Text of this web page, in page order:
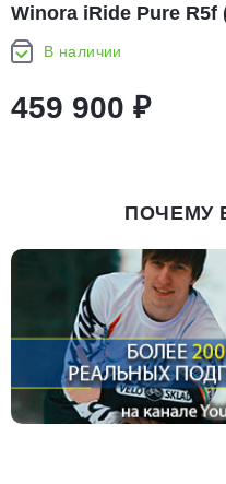
Winora iRide Pure R5f
В наличии
459 900 ₽
ПОЧЕМУ